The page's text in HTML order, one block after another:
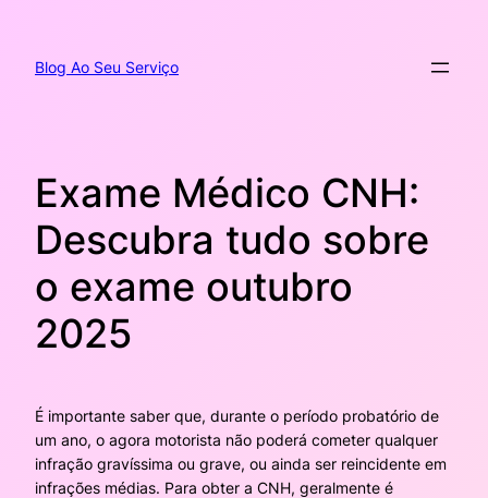
Blog Ao Seu Serviço
Exame Médico CNH:
Descubra tudo sobre
o exame outubro
2025
É importante saber que, durante o período probatório de
um ano, o agora motorista não poderá cometer qualquer
infração gravíssima ou grave, ou ainda ser reincidente em
infrações médias. Para obter a CNH, geralmente é